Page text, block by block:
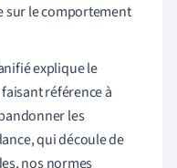
sur le comportement
explique le
référence à
les
qui découle de
nos normes